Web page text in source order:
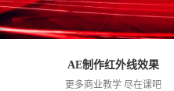
AE制作红外线效果
更多商业教学 尽在课吧